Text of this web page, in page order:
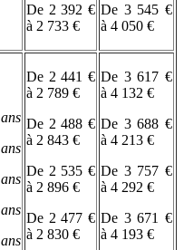
De 2 392 €
à 2 733 €
De 3 545 €
à 4 050 €
De 2 441 €
à 2 789 €
De 2 488 €
à 2 843 €
De 2 535 €
à 2 896 €
De 2 477 €
à 2 830 €
De 3 617 €
à 4 132 €
De 3 688 €
à 4 213 €
De 3 757 €
à 4 292 €
De 3 671 €
à 4 193 €